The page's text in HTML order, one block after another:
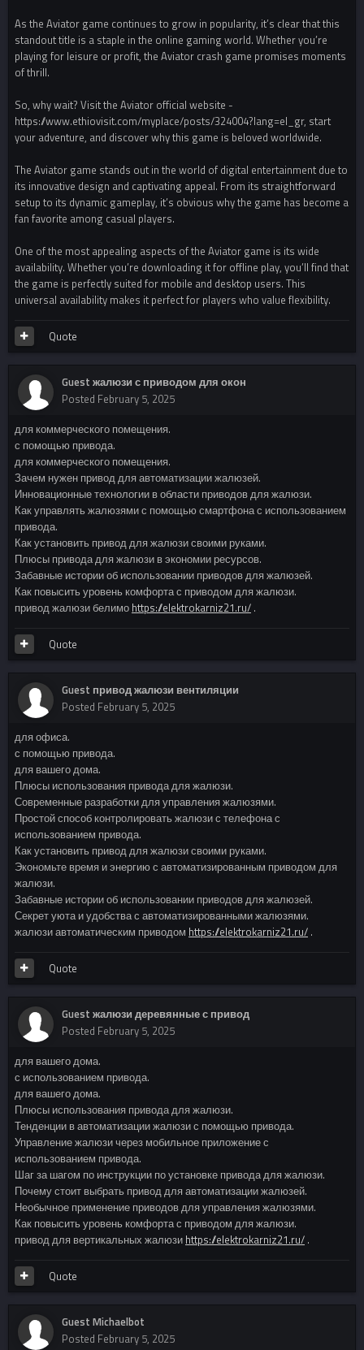
As the Aviator game continues to grow in popularity, it’s clear that this
standout title is a staple in the online gaming world. Whether you’re
playing for leisure or profit, the Aviator crash game promises moments
of thrill.
So, why wait? Visit the Aviator official website -
https://www.ethiovisit.com/myplace/posts/324004?lang=el_gr, start
your adventure, and discover why this game is beloved worldwide.
The Aviator game stands out in the world of digital entertainment due to
its innovative design and captivating appeal. From its straightforward
setup to its dynamic gameplay, it’s obvious why the game has become a
fan favorite among casual players.
One of the most appealing aspects of the Aviator game is its wide
availability. Whether you’re downloading it for offline play, you’ll find that
the game is perfectly suited for mobile and desktop users. This
universal availability makes it perfect for players who value flexibility.
Quote
Guest жалюзи с приводом для окон
Posted February 5, 2025
для коммерческого помещения.
с помощью привода.
для коммерческого помещения.
Зачем нужен привод для автоматизации жалюзей.
Инновационные технологии в области приводов для жалюзи.
Как управлять жалюзями с помощью смартфона с использованием
привода.
Как установить привод для жалюзи своими руками.
Плюсы привода для жалюзи в экономии ресурсов.
Забавные истории об использовании приводов для жалюзей.
Как повысить уровень комфорта с приводом для жалюзи.
привод жалюзи белимо https://elektrokarniz21.ru/ .
Quote
Guest привод жалюзи вентиляции
Posted February 5, 2025
для офиса.
с помощью привода.
для вашего дома.
Плюсы использования привода для жалюзи.
Современные разработки для управления жалюзями.
Простой способ контролировать жалюзи с телефона с
использованием привода.
Как установить привод для жалюзи своими руками.
Экономьте время и энергию с автоматизированным приводом для
жалюзи.
Забавные истории об использовании приводов для жалюзей.
Секрет уюта и удобства с автоматизированными жалюзями.
жалюзи автоматическим приводом https://elektrokarniz21.ru/ .
Quote
Guest жалюзи деревянные с привод
Posted February 5, 2025
для вашего дома.
с использованием привода.
для вашего дома.
Плюсы использования привода для жалюзи.
Тенденции в автоматизации жалюзи с помощью привода.
Управление жалюзи через мобильное приложение с
использованием привода.
Шаг за шагом по инструкции по установке привода для жалюзи.
Почему стоит выбрать привод для автоматизации жалюзей.
Необычное применение приводов для управления жалюзями.
Как повысить уровень комфорта с приводом для жалюзи.
привод для вертикальных жалюзи https://elektrokarniz21.ru/ .
Quote
Guest Michaelbot
Posted February 5, 2025